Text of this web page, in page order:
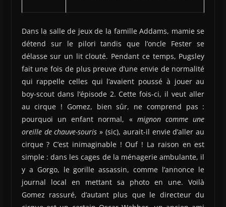
Dans la salle de jeux de la famille Addams, mamie se
détend sur le pilori tandis que l’oncle Fester se
délasse sur un lit clouté. Pendant ce temps, Pugsley
fait une fois de plus preuve d’une envie de normalité
qui rappelle celles qui l’avaient poussé à jouer au
boy-scout dans l’épisode 2. Cette fois-ci, il veut aller
au cirque ! Gomez, bien sûr, ne comprend pas :
pourquoi un enfant normal, « mignon comme une
oreille de chauve-souris » (sic), aurait-il envie d’aller au
cirque ? C’est inimaginable ! Ouf ! La raison en est
simple : dans les cages de la ménagerie ambulante, il
y a Gorgo, le gorille assassin, comme l’annonce le
journal local en mettant sa photo en une. Voilà
Gomez rassuré, d’autant plus que le directeur du